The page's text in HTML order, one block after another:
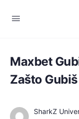
Maxbet
Zašto
SharkZ